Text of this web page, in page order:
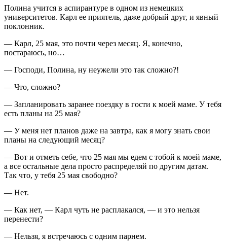
Полина учится в аспирантуре в одном из немецких
университетов. Карл ее приятель, даже добрый друг, и явный
поклонник.
— Карл, 25 мая, это почти через месяц. Я, конечно,
постараюсь, но…
— Господи, Полина, ну неужели это так сложно?!
— Что, сложно?
— Запланировать заранее поездку в гости к моей маме. У тебя
есть планы на 25 мая?
— У меня нет планов даже на завтра, как я могу знать свои
планы на следующий месяц?
— Вот и отметь себе, что 25 мая мы едем с тобой к моей маме,
а все остальные дела просто распределяй по другим датам.
Так что, у тебя 25 мая свободно?
— Нет.
— Как нет, — Карл чуть не расплакался, — и это нельзя
перенести?
— Нельзя, я встречаюсь с одним парнем.